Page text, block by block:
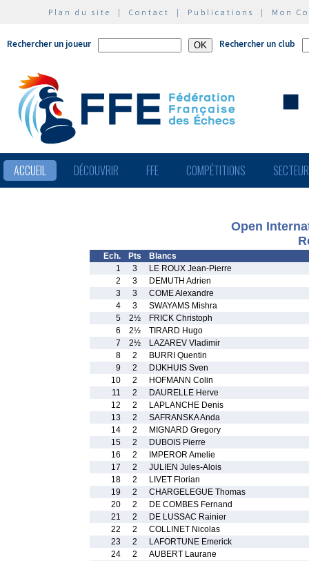
Plan du site | Contact | Publications | Mon
Rechercher un joueur Rechercher un club
ACCUEIL DÉCOUVRIR FFE COMPÉTITIONS
Open
Ech. Pts
Blancs
1
3
LE ROUX Jean-Pierre
2
3
DEMUTH Adrien
3
3
COME Alexandre
4
3
SWAYAMS Mishra
5
2½
FRICK Christoph
6
2½
TIRARD Hugo
7
2½
LAZAREV Vladimir
8
2
BURRI Quentin
9
2
DIJKHUIS Sven
10
2
HOFMANN Colin
11
2
DAURELLE Herve
12
2
LAPLANCHE Denis
13
2
SAFRANSKA Anda
14
2
MIGNARD Gregory
15
2
DUBOIS Pierre
16
2
IMPEROR Amelie
17
2
JULIEN Jules-Alois
18
2
LIVET Florian
19
2
CHARGELEGUE Thomas
20
2
DE COMBES Fernand
21
2
DE LUSSAC Rainier
22
2
COLLINET Nicolas
23
2
LAFORTUNE Emerick
24
2
AUBERT Laurane